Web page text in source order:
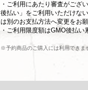
・ご利用にあたり審査がござ
後払い」をご利用いただけな
は別のお支払方法へ変更をお願
・ご利用限度額はGMO後払い
※予約商品のご購入には利用できま